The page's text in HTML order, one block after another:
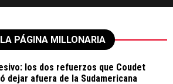
PÁGINA MILLONARIA
los dos refuerzos que Coudet
dejar afuera de la Sudamericana